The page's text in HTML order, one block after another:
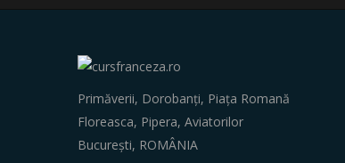
Primăverii, Dorobanți, Piața Romană
Floreasca, Pipera, Aviatorilor
București, ‎ROMÂNIA